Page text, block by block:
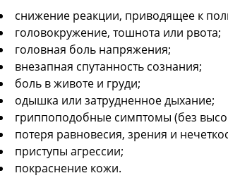
снижение реакции, приводящее к
головокружение, тошнота или рвота;
головная боль напряжения;
внезапная спутанность сознания;
боль в животе и груди;
одышка или затрудненное дыхание;
гриппоподобные симптомы (без
потеря равновесия, зрения и
приступы агрессии;
покраснение кожи.